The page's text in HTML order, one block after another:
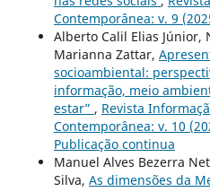
Contemporânea: v. 9
Alberto Calil Elias Júnior,
Marianna Zattar,
socioambiental:
informação, meio
estar” , Revista
Contemporânea: v. 10
Publicação continua
Manuel Alves Bezerra
Silva, As dimensões da